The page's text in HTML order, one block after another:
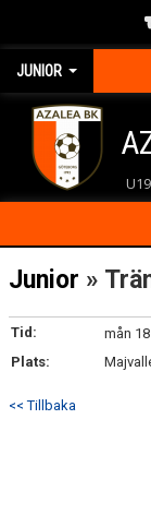
JUNIOR
HEM
KONTAKT
NYHETER
KALENDER
Junior »
Tid:
mån
Plats:
<< Tillbaka